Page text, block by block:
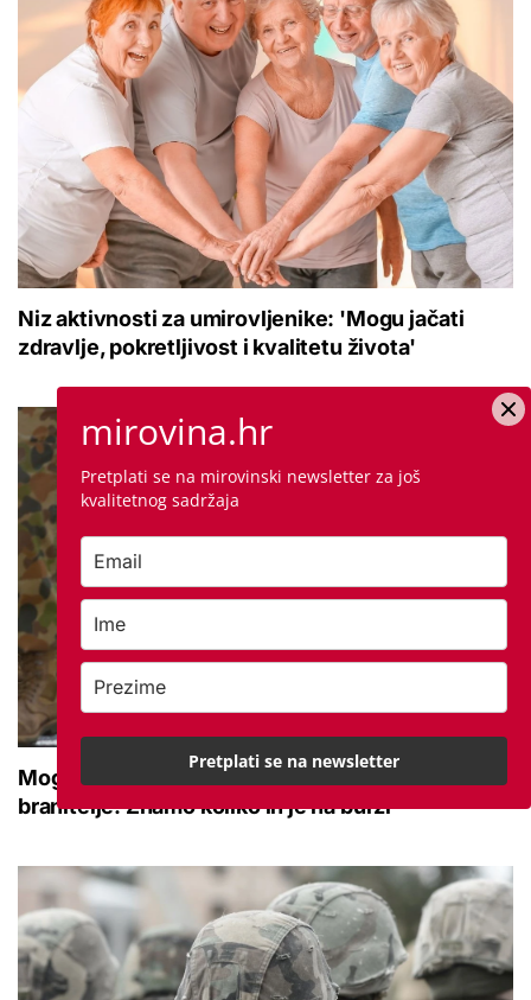
Niz aktivnosti za umirovljenike: 'Mogu jačati
zdravlje, pokretljivost i kvalitetu života'
Moguće povećanje naknade za nezaposlene
branitelje: Znamo koliko ih je na burzi
mirovina.hr
Pretplati se na mirovinski newsletter za još
kvalitetnog sadržaja
Pretplati se na newsletter